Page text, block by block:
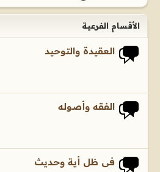
الأقسام الفرعية
العقيدة والتوحيد
الفقه وأصوله
فى ظل أية وحديث